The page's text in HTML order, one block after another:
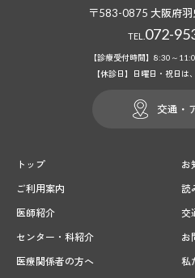
〒583-0875 大阪府
TEL. 072-
【診療受付時間】8:30～
【休診日】日曜日・祝日は
交通・
トップ
ご利用案内
医師紹介
センター・科紹介
医療関係者の方へ
お
読
交
お
私